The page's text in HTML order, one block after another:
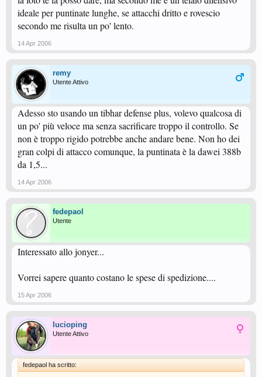
ideale per puntinate lunghe, se attacchi dritto e rovescio
secondo me risulta un po' lento.
14 Apr 2006
remy
Utente Attivo
Adesso sto usando un tibhar defense plus, volevo qualcosa di
un po' più veloce ma senza sacrificare troppo il controllo. Se
non è troppo rigido potrebbe anche andare bene. Non ho dei
gran colpi di attacco comunque, la puntinata è la dawei 388b
da 1,5...
14 Apr 2006
fedepaol
Utente
Interessato allo jonyer...
Vorrei sapere quanto costano le spese di spedizione....
15 Apr 2006
lucioping
Utente Attivo
fedepaol ha scritto: